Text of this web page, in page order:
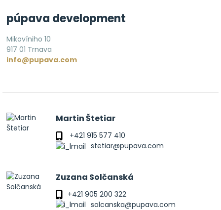
púpava development
Mikovíniho 10
917 01 Trnava
info@pupava.com
Martin Štetiar
+421 915 577 410
stetiar@pupava.com
Zuzana Solčanská
+421 905 200 322
solcanska@pupava.com